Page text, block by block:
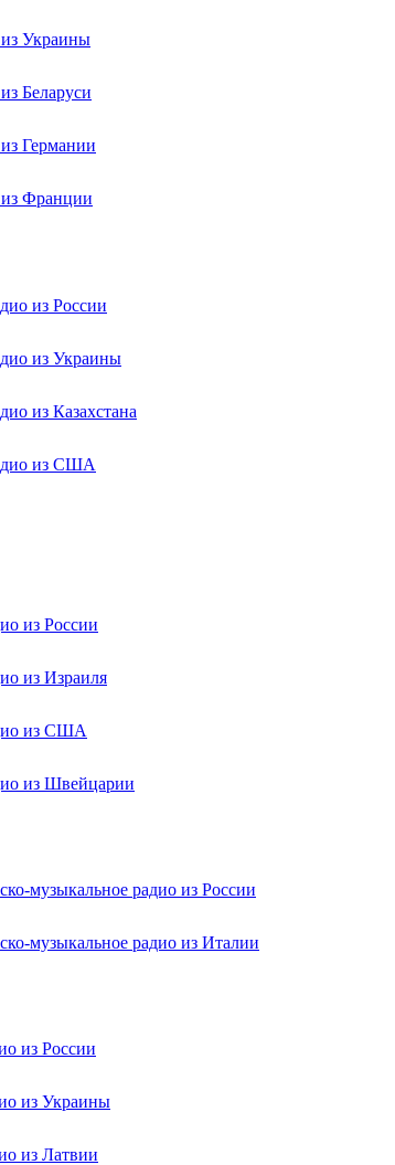
Украины
Беларуси
Германии
Франции
из России
из Украины
из Казахстана
из США
из России
из Израиля
из США
из Швейцарии
музыкальное радио из России
музыкальное радио из Италии
из России
из Украины
из Латвии